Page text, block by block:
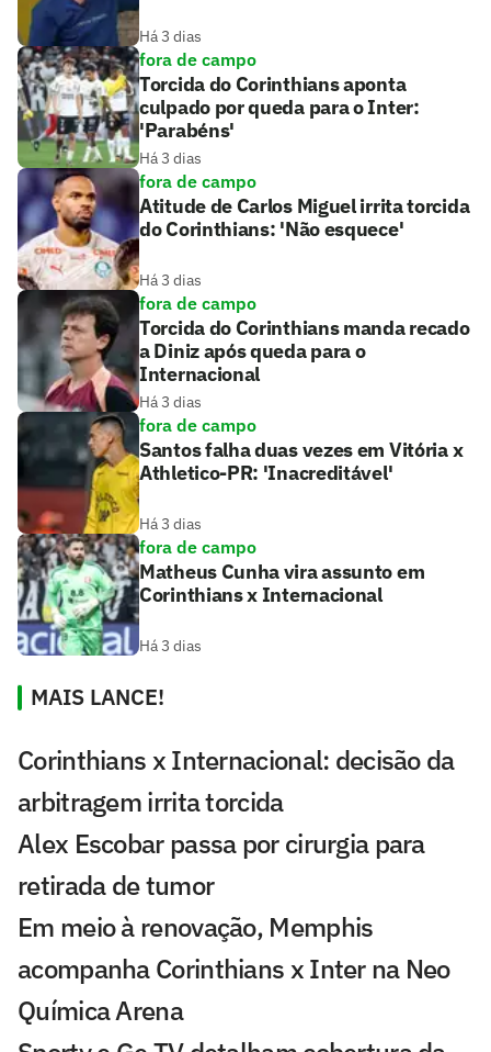
Há 3 dias
fora de campo
Torcida do Corinthians aponta
culpado por queda para o Inter:
'Parabéns'
Há 3 dias
fora de campo
Atitude de Carlos Miguel irrita torcida
do Corinthians: 'Não esquece'
Há 3 dias
fora de campo
Torcida do Corinthians manda recado
a Diniz após queda para o
Internacional
Há 3 dias
fora de campo
Santos falha duas vezes em Vitória x
Athletico-PR: 'Inacreditável'
Há 3 dias
fora de campo
Matheus Cunha vira assunto em
Corinthians x Internacional
Há 3 dias
MAIS LANCE!
Corinthians x Internacional: decisão da
arbitragem irrita torcida
Alex Escobar passa por cirurgia para
retirada de tumor
Em meio à renovação, Memphis
acompanha Corinthians x Inter na Neo
Química Arena